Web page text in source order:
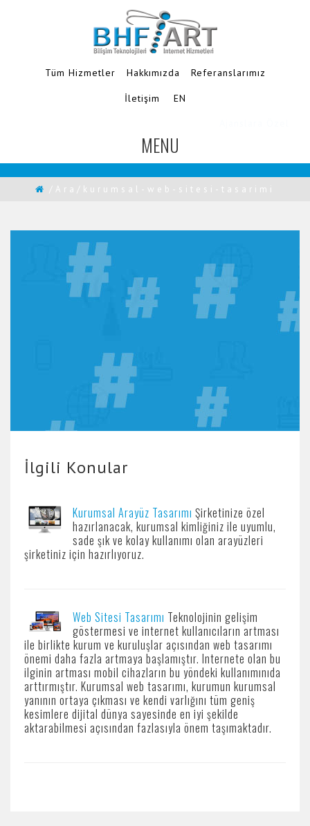
Tüm Hizmetler Hakkımızda Referanslarımız
İletişim EN
MENU
TOGGLE
NAVIGATION
/Ara/kurumsal-web-sitesi-tasarimi
İlgili Konular
Kurumsal Arayüz Tasarımı Şirketinize özel
hazırlanacak, kurumsal kimliğiniz ile uyumlu,
sade şık ve kolay kullanımı olan arayüzleri
şirketiniz için hazırlıyoruz.
Web Sitesi Tasarımı Teknolojinin gelişim
göstermesi ve internet kullanıcıların artması
ile birlikte kurum ve kuruluşlar açısından web tasarımı
önemi daha fazla artmaya başlamıştır. Internete olan bu
ilginin artması mobil cihazların bu yöndeki kullanımınıda
arttırmıştır. Kurumsal web tasarımı, kurumun kurumsal
yanının ortaya çıkması ve kendi varlığını tüm geniş
kesimlere dijital dünya sayesinde en iyi şekilde
aktarabilmesi açısından fazlasıyla önem taşımaktadır.